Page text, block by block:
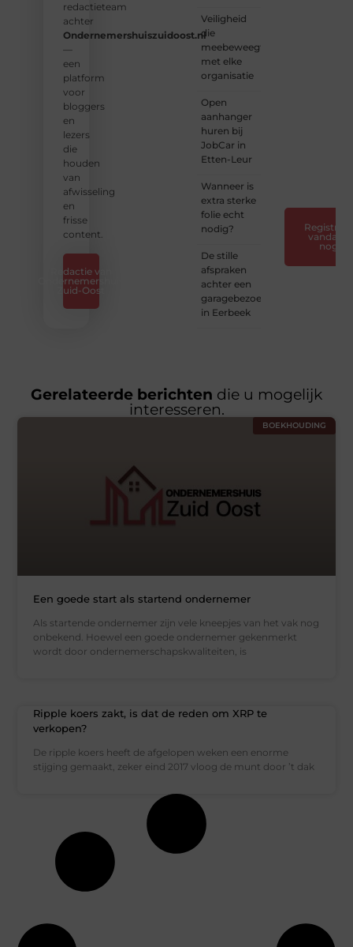
redactieteam
achter
Ondernemershuiszuidoost.nl
—
een
platform
voor
bloggers
en
lezers
die
houden
van
afwisseling
en
frisse
content.
Redactie van
Ondernemershuis
Zuid-Oost
Veiligheid
die
meebeweegt
met elke
organisatie
Open
aanhanger
huren bij
JobCar in
Etten-Leur
Wanneer is
extra sterke
folie echt
nodig?
De stille
afspraken
achter een
garagebezoek
in Eerbeek
Registreer
vandaag
nog
Gerelateerde berichten die u mogelijk
interesseren.
BOEKHOUDING
Een goede start als startend ondernemer
Als startende ondernemer zijn vele kneepjes van het vak nog
onbekend. Hoewel een goede ondernemer gekenmerkt
wordt door ondernemerschapskwaliteiten, is
Ripple koers zakt, is dat de reden om XRP te
verkopen?
De ripple koers heeft de afgelopen weken een enorme
stijging gemaakt, zeker eind 2017 vloog de munt door ’t dak